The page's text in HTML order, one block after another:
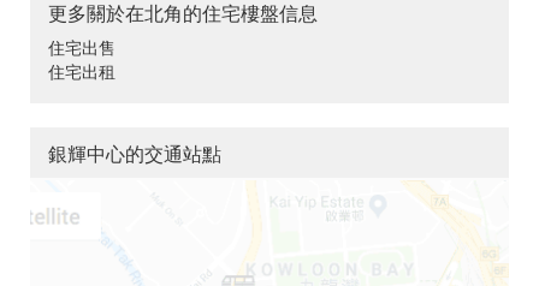
更多關於在北角的住宅樓盤信息
住宅出售
住宅出租
銀輝中心的交通站點